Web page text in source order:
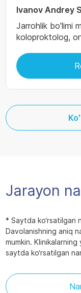
Ivanov Andrey
Jarrohlik bo'limi
koloproktolog,
Jarayon
* Saytda ko‘rsatilgan
Davolanishning aniq
mumkin.
saytda ko‘rsatilgan